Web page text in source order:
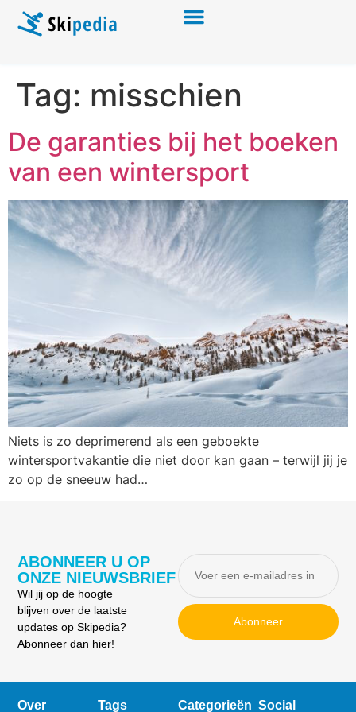
Tag: misschien
De garanties bij het boeken
van een wintersport
Niets is zo deprimerend als een geboekte
wintersportvakantie die niet door kan gaan – terwijl jij je
zo op de sneeuw had…
ABONNEER U OP
ONZE NIEUWSBRIEF
Wil jij op de hoogte
blijven over de laatste
updates op Skipedia?
Abonneer dan hier!
Abonneer
Over Tags Categorieën Social